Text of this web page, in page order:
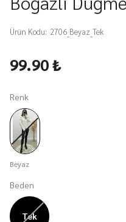
Ürün Kodu: 2706_Beyaz_Tek
99.90 ₺
Renk
Beyaz
Beden
Tek